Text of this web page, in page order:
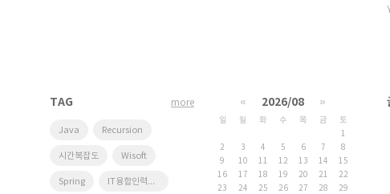
TAG
Java Recursion
시간복잡도 Wisoft
Spring IT융합인력양성사업단
more « 2026/08 »
일 월 화 수 목 금
토
1
2
3 4 5 6 7
8
9
10 11 12 13 14
15
16
17 18 19 20 21
22
23
24 25 26 27 28
29